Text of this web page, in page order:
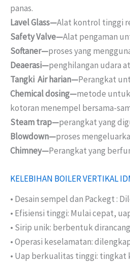
panas.
Lavel Glass—Alat kontrol tinggi
Safety Valve—Alat pengaman
Softaner—proses yang
Deaerasi—penghilangan udara
Tangki Air harian—Perangkat
Chemical dosing—metode untuk
kotoran menempel bersama-
Steam trap—perangkat yang
Blowdown—proses
Chimney—Perangkat yang
KELEBIHAN BOILER VERTIKAL
• Desain sempel dan Packegt :
• Efisiensi tinggi: Mulai cepat,
• Sirip unik: berbentuk
• Operasi keselamatan:
• Uap berkualitas tinggi: